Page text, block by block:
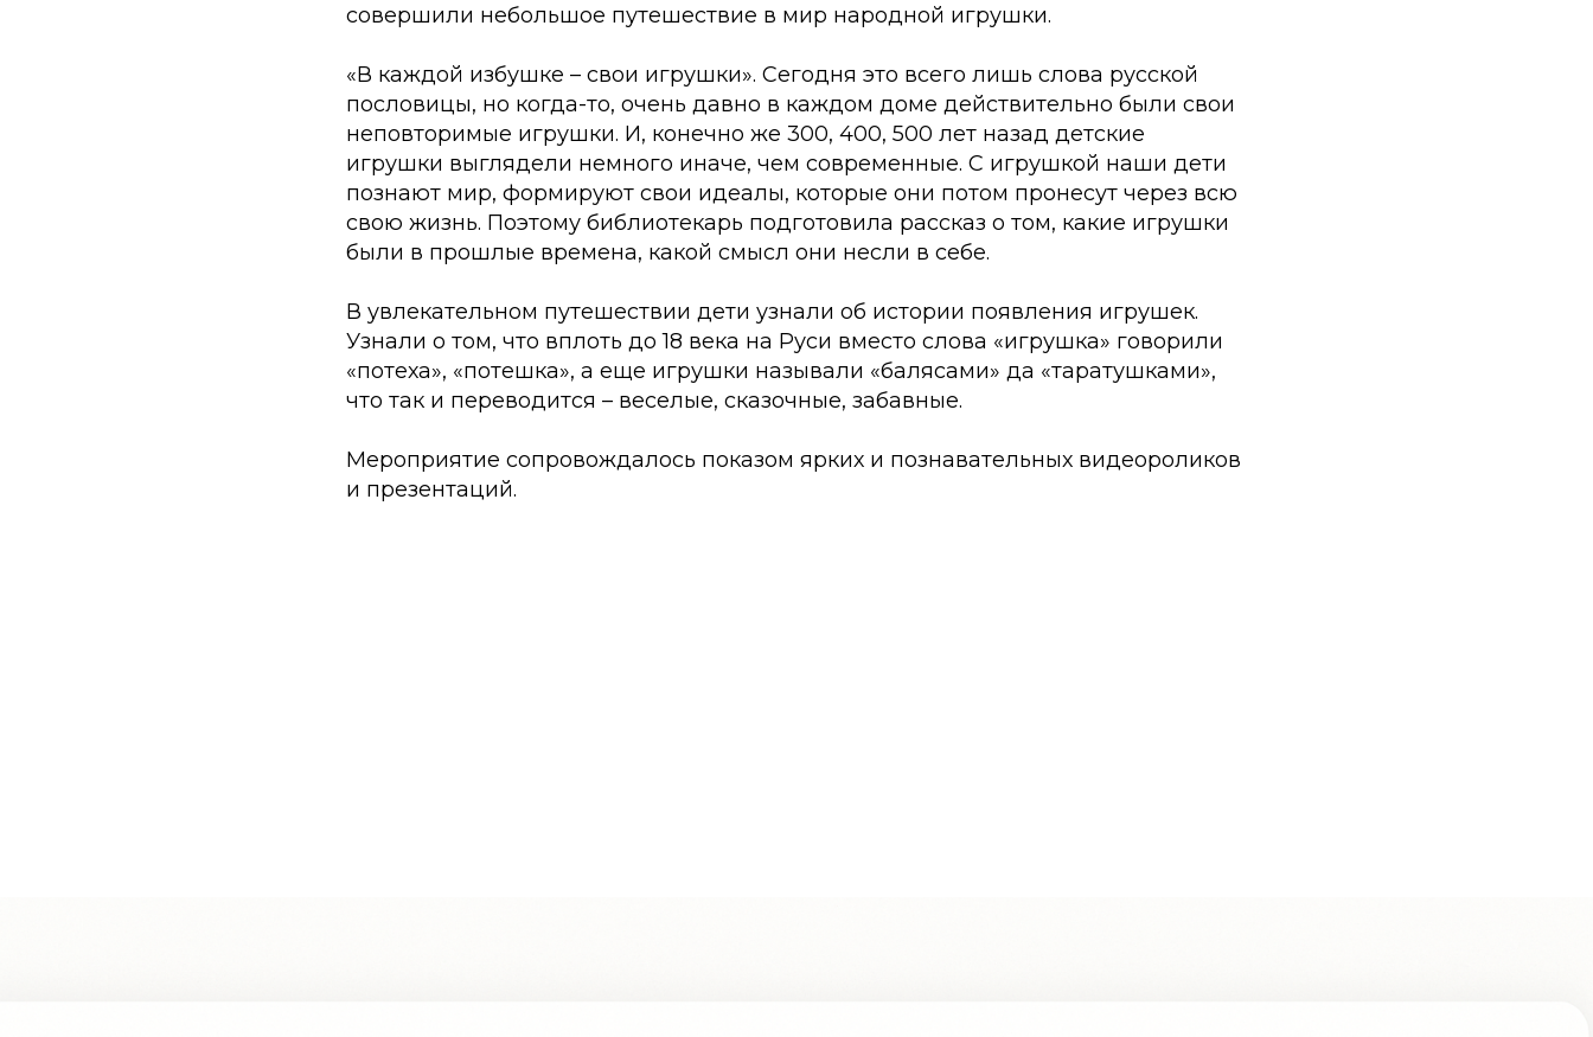
совершили небольшое путешествие в мир народной игрушки.
«В каждой избушке – свои игрушки». Сегодня это всего лишь слова русской
пословицы, но когда-то, очень давно в каждом доме действительно были свои
неповторимые игрушки. И, конечно же 300, 400, 500 лет назад детские
игрушки выглядели немного иначе, чем современные. С игрушкой наши дети
познают мир, формируют свои идеалы, которые они потом пронесут через всю
свою жизнь. Поэтому библиотекарь подготовила рассказ о том, какие игрушки
были в прошлые времена, какой смысл они несли в себе.
В увлекательном путешествии дети узнали об истории появления игрушек.
Узнали о том, что вплоть до 18 века на Руси вместо слова «игрушка» говорили
«потеха», «потешка», а еще игрушки называли «балясами» да «таратушками»,
что так и переводится – веселые, сказочные, забавные.
Мероприятие сопровождалось показом ярких и познавательных видеороликов
и презентаций.